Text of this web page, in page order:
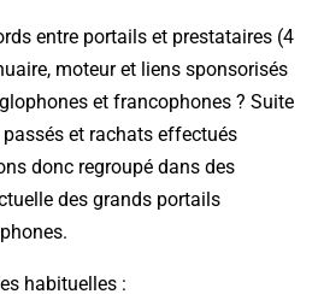
entre portails et prestataires (4
moteur et liens sponsorisés
et francophones ? Suite
et rachats effectués
donc regroupé dans des
des grands portails
habituelles :